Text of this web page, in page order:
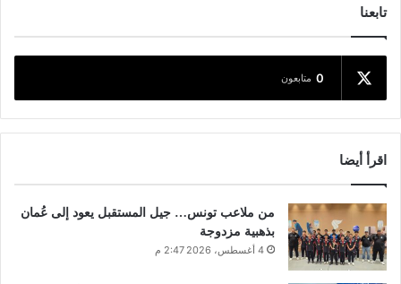
تابعنا
0 متابعون
اقرأ أيضا
من ملاعب تونس… جيل المستقبل يعود إلى عُمان
بذهبية مزدوجة
4 أغسطس، 2026 2:47 م